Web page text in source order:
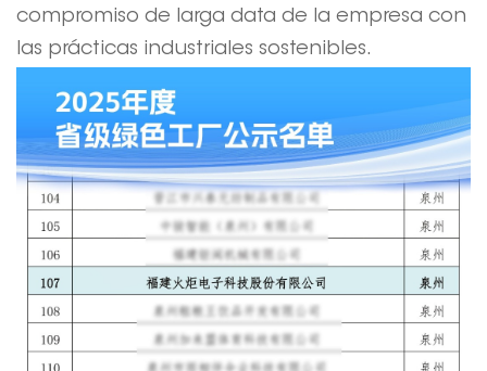
compromiso de larga data de la empresa con
las prácticas industriales sostenibles.